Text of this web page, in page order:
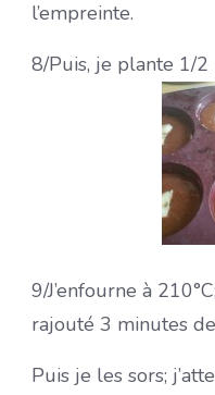
l’empreinte.
8/Puis, je plante 1/
9/J’enfourne à
rajouté 3 minutes
Puis je les sors;